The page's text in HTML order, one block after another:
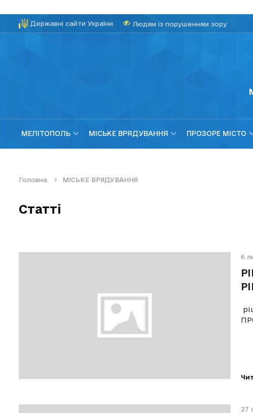
Державні сайти України Людям із порушенням зору
МЕЛІТОПОЛЬ МІСЬКЕ ВРЯДУВАННЯ ПРОЗОРЕ МІСТО
Головна МІСЬКЕ ВРЯДУВАННЯ
Статті
6
27